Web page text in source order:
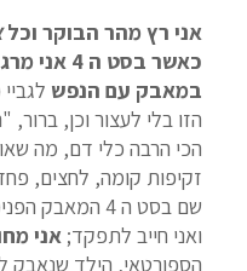
אני רץ מהר הבוקר וכל
כאשר בסט
במאבק עם הנפש
הזו בלי לעצור וכן,
הכי הרבה כלי דם, מה
זקיפות קומה, לחצים,
שם בסט ה 4
ואני חייב לתפקד; אני
הספורטאי, הילד שנאבק